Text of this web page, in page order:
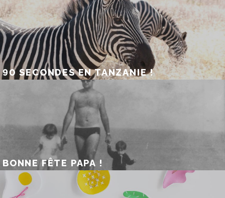
90 SECONDES EN TANZANIE !
BONNE FÊTE PAPA !